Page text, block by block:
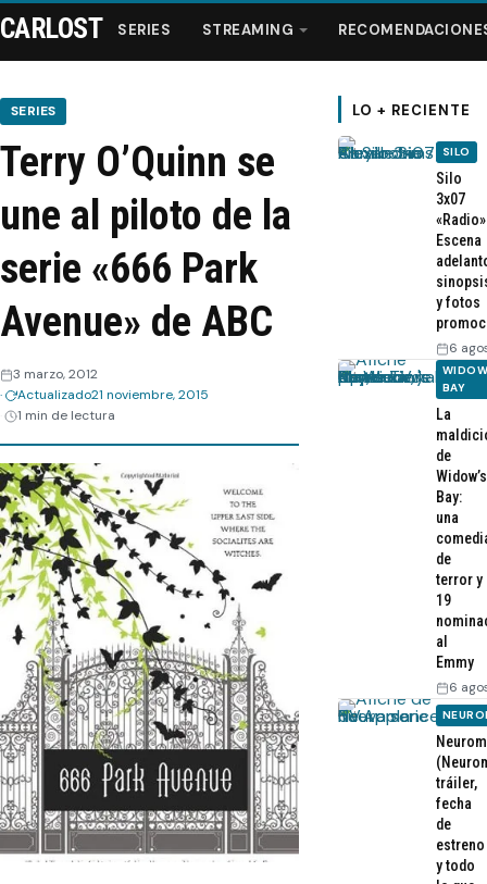
Series
Streaming
Recomendaciones
Webisodios
CARLOST SERIES STREAMING
SERIES
Terry O’Quinn se
une al piloto de la
serie «666 Park
Avenue» de ABC
3 marzo, 2012
Actualizado21 noviembre, 2015
1 min de lectura
LO + RECIENTE
SILO
Silo
3x07
Escena
y fotos
6
BAY
La
de
Widow’s
Bay:
una
de
terror y
19
al
Emmy
6
tráiler,
fecha
de
estreno
y todo